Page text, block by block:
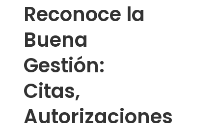
Reconoce la
Buena
Gestión:
Citas,
Autorizaciones